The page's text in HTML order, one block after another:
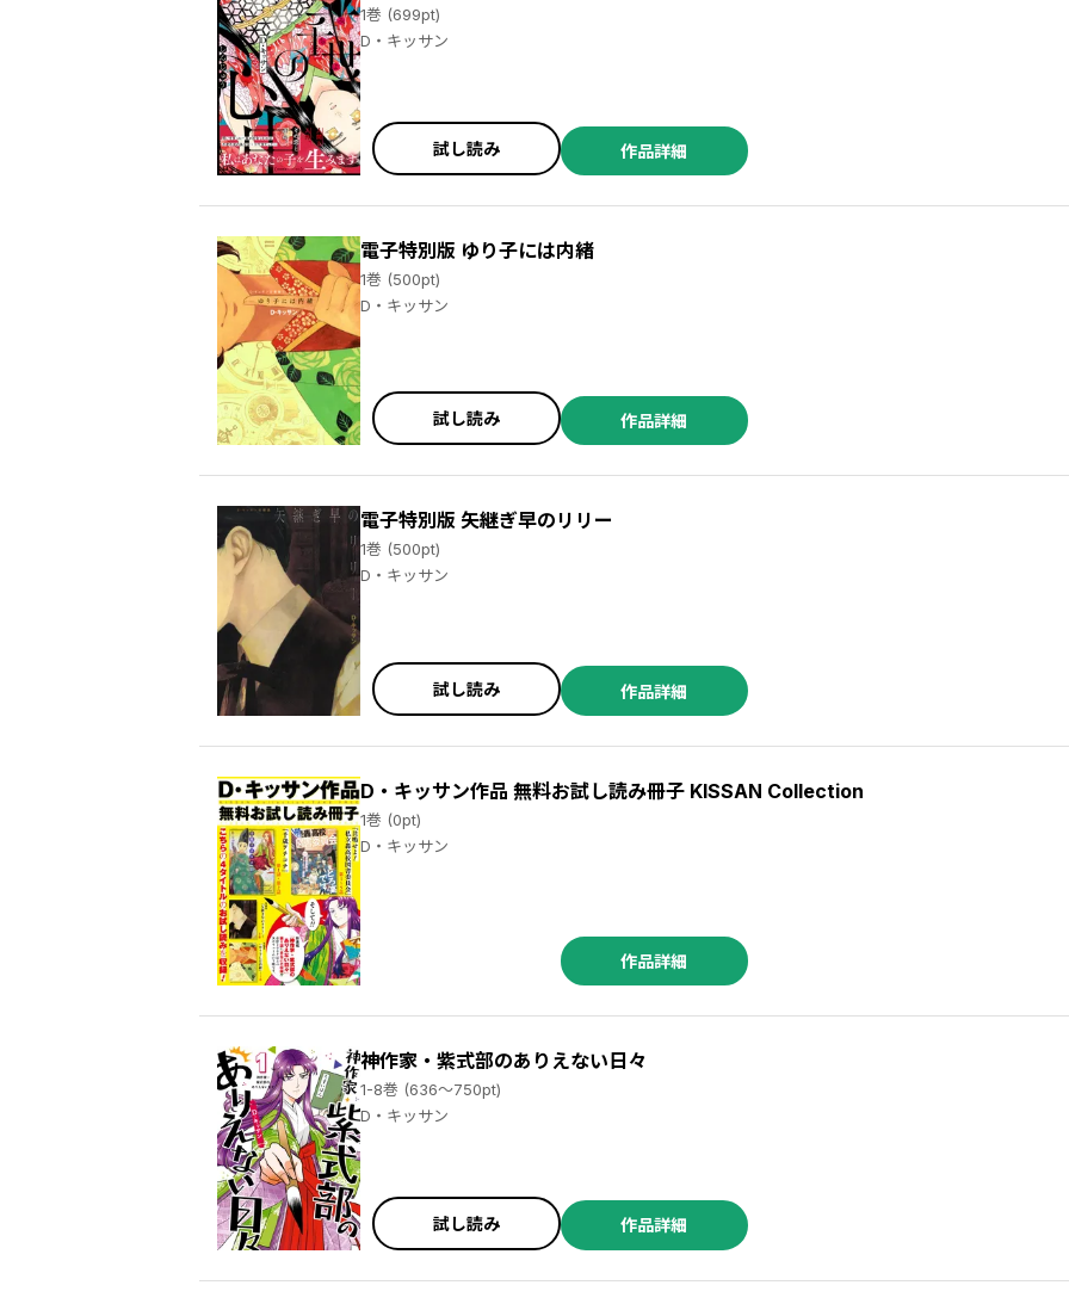
1巻 (699pt)
D・キッサン
試し読み 作品詳細
電子特別版 ゆり子には内緒
1巻 (500pt)
D・キッサン
試し読み 作品詳細
電子特別版 矢継ぎ早のリリー
1巻 (500pt)
D・キッサン
試し読み 作品詳細
D・キッサン作品 無料お試し読み冊子 KISSAN Collection
1巻 (0pt)
D・キッサン
作品詳細
神作家・紫式部のありえない日々
1-8巻 (636～750pt)
D・キッサン
試し読み 作品詳細